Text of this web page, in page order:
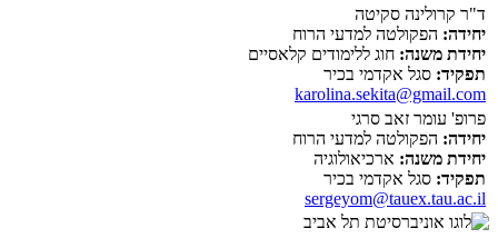
ד"ר קרולינה סקיטה
יחידה: הפקולטה למדעי הרוח
יחידת משנה: חוג ללימודים קלאסיים
תפקיד: סגל אקדמי בכיר
karolina.sekita@gmail.com
פרופ' עומר זאב סרגי
יחידה: הפקולטה למדעי הרוח
יחידת משנה: ארכיאולוגיה
תפקיד: סגל אקדמי בכיר
sergeyom@tauex.tau.ac.il